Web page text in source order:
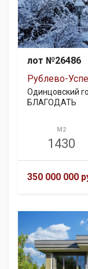
лот №26486
Рублево-
Одинцовский
БЛАГОДАТЬ
М2
1430
350 000 000